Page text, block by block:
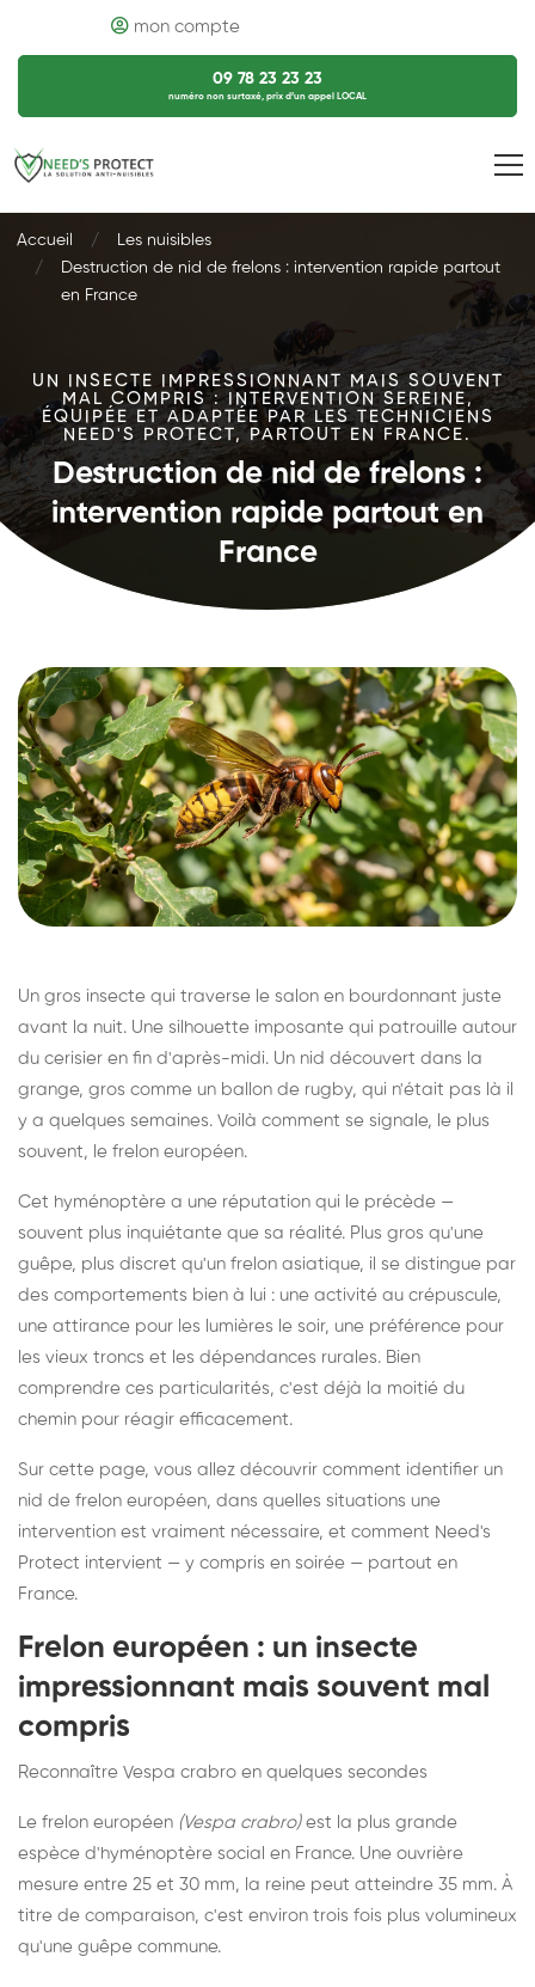
mon compte
09 78 23 23 23
numéro non surtaxé, prix d’un appel LOCAL
Accueil
Les nuisibles
Destruction de nid de frelons : intervention rapide partout
en France
UN INSECTE IMPRESSIONNANT MAIS SOUVENT
MAL COMPRIS : INTERVENTION SEREINE,
ÉQUIPÉE ET ADAPTÉE PAR LES TECHNICIENS
NEED'S PROTECT, PARTOUT EN FRANCE.
Destruction de nid de frelons :
intervention rapide partout en
France
Un gros insecte qui traverse le salon en bourdonnant juste
avant la nuit. Une silhouette imposante qui patrouille autour
du cerisier en fin d'après-midi. Un nid découvert dans la
grange, gros comme un ballon de rugby, qui n'était pas là il
y a quelques semaines. Voilà comment se signale, le plus
souvent, le frelon européen.
Cet hyménoptère a une réputation qui le précède —
souvent plus inquiétante que sa réalité. Plus gros qu'une
guêpe, plus discret qu'un frelon asiatique, il se distingue par
des comportements bien à lui : une activité au crépuscule,
une attirance pour les lumières le soir, une préférence pour
les vieux troncs et les dépendances rurales. Bien
comprendre ces particularités, c'est déjà la moitié du
chemin pour réagir efficacement.
Sur cette page, vous allez découvrir comment identifier un
nid de frelon européen, dans quelles situations une
intervention est vraiment nécessaire, et comment Need's
Protect intervient — y compris en soirée — partout en
France.
Frelon européen : un insecte
impressionnant mais souvent mal
compris
Reconnaître Vespa crabro en quelques secondes
Le frelon européen (Vespa crabro)est la plus grande
espèce d'hyménoptère social en France. Une ouvrière
mesure entre 25 et 30 mm, la reine peut atteindre 35 mm. À
titre de comparaison, c'est environ trois fois plus volumineux
qu'une guêpe commune.